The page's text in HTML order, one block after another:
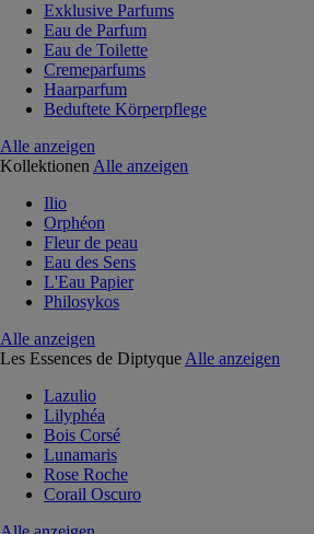
Exklusive Parfums
Eau de Parfum
Eau de Toilette
Cremeparfums
Haarparfum
Beduftete Körperpflege
Alle anzeigen
Kollektionen Alle anzeigen
Ilio
Orphéon
Fleur de peau
Eau des Sens
L'Eau Papier
Philosykos
Alle anzeigen
Les Essences de Diptyque Alle anzeigen
Lazulio
Lilyphéa
Bois Corsé
Lunamaris
Rose Roche
Corail Oscuro